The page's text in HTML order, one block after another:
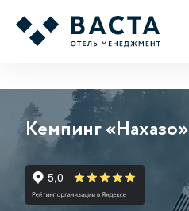
Кемпинг «Нахазо»